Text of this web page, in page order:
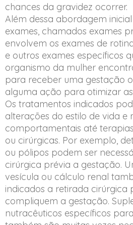
chances da gravidez ocorrer.
Além dessa abordagem
exames, chamados exames
envolvem os exames de
e outros exames específicos
organismo da mulher
para receber uma gestação
alguma ação para otimizar
Os tratamentos indicados
alterações do estilo de vida e
comportamentais até
ou cirúrgicas. Por exemplo,
ou pólipos podem ser
cirúrgica prévia a gestação.
vesícula ou cálculo renal
indicados a retirada cirúrgica
compliquem a gestação.
nutracêuticos específicos